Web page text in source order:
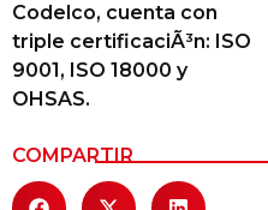
Calendario de Eventos
Revistas Digital
Siguenos
Codelco, cuenta con
triple certificaciÃ³n: ISO
9001, ISO 18000 y
OHSAS.
COMPARTIR